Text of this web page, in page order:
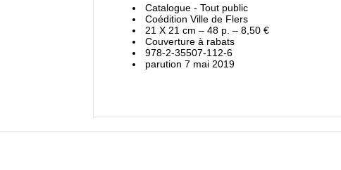
Catalogue - Tout public
Coédition Ville de Flers
21 X 21 cm – 48 p. – 8,50 €
Couverture à rabats
978-2-35507-112-6
parution 7 mai 2019